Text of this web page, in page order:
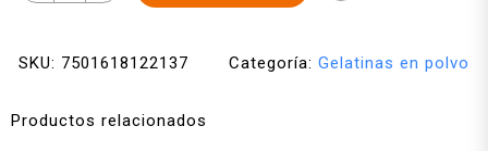
SKU: 7501618122137 Categoría: Gelatinas en polvo
Productos relacionados